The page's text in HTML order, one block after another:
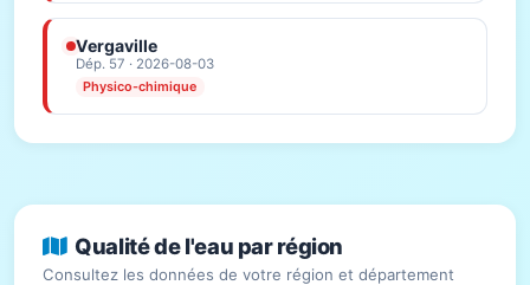
Vergaville
Dép. 57 · 2026-08-03
Physico-chimique
Qualité de l'eau par région
Consultez les données de votre région et département